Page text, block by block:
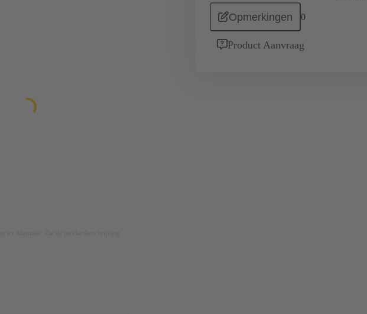
Opmerkingen 0
Product Aanvraag